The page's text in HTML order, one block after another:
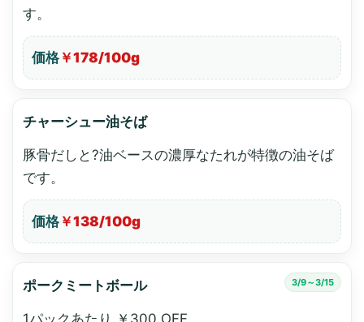
す。
価格 ￥178/100g
チャーシュー油そば
豚骨だしと?油ベースの濃厚なたれが特徴の油そば
です。
価格 ￥138/100g
ポークミートボール 3/9～3/15
1パックあたり ￥300 OFF